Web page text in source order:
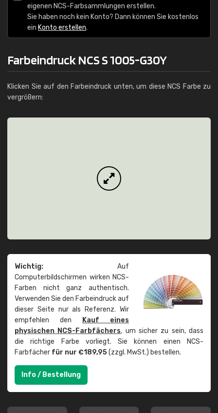
eigenen NCS-Farbsammlungen erstellen.
Sie haben noch kein Konto? Dann können Sie kostenlos
ein Konto erstellen.
Farbeindruck NCS S 1005-G30Y
Klicken Sie auf den Farbeindruck unten, um diese NCS Farbe zu
vergrößern:
Wichtig: Auf
Computerbildschirmen wirken NCS-
Farben nicht ganz authentisch.
Verwenden Sie den Farbeindruck auf
dieser Seite nur als Referenz. Wir
empfehlen den
Kauf eines
physischen NCS-Farbfächers, um sicher zu sein, dass
die richtige Farbe vorliegt. Sie können einen NCS-
Farbfächer für nur €189,95(zzgl. MwSt.) bestellen.
Info / Bestellung